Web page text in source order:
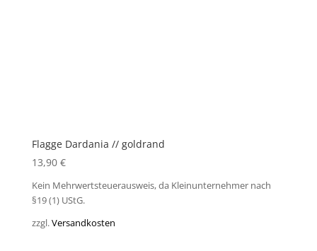
Flagge Dardania // goldrand
13,90 €
Kein Mehrwertsteuerausweis, da Kleinunternehmer nach
§19 (1) UStG.
zzgl.Versandkosten